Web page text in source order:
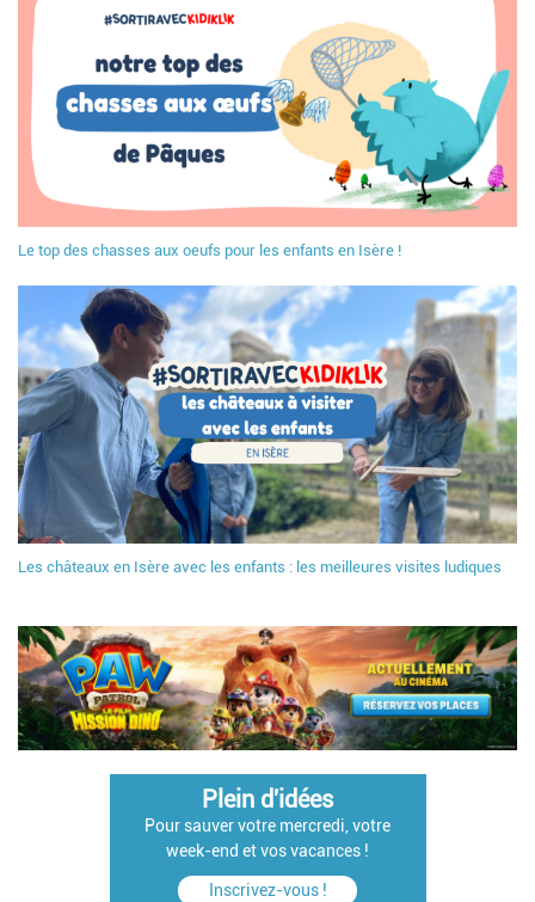
Le top des chasses aux oeufs pour les enfants en Isère !
Les châteaux en Isère avec les enfants : les meilleures visites ludiques
Plein d'idées
Pour sauver votre mercredi, votre
week-end et vos vacances !
Inscrivez-vous !